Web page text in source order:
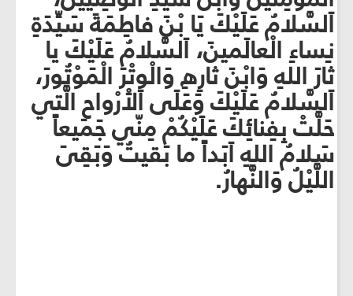
اَلسَّلامُ عَلَيْكَ يَا بْنَ فاطِمَةَ سَيِّدَةِ
نِساءِ الْعالَمينَ، اَلسَّلامُ عَلَيْكَ يا
ثارَ اللهِ وَابْنَ ثارِهِ وَالْوِتْرَ الْمَوْتُورَ،
اَلسَّلامُ عَلَيْكَ وَعَلَى الاَْرْواحِ الَّتي
حَلَّتْ بِفِنائِكَ عَلَيْكُمْ مِنّي جَميعاً
سَلامُ اللهِ اَبَداً ما بَقيتُ وَبَقِىَ
اللَّيْلُ وَالنَّهارُ.